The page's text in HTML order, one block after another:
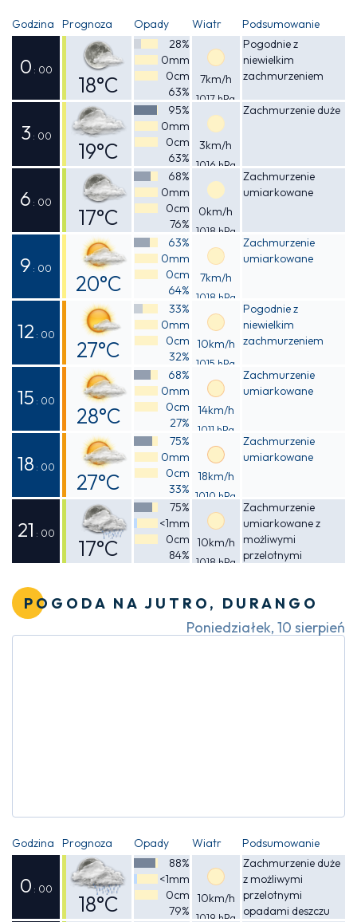
Godzina Prognoza Opady Wiatr Podsumowanie
0 : 00
18°C
Odczuwalna
18°C
28%
0mm
0cm
63%
7km/h
1017 hPa
Pogodnie z
niewielkim
zachmurzeniem
3 : 00
19°C
Odczuwalna
19°C
95%
0mm
0cm
63%
3km/h
1016 hPa
Zachmurzenie duże
6 : 00
17°C
Odczuwalna
17°C
68%
0mm
0cm
76%
0km/h
1018 hPa
Zachmurzenie
umiarkowane
9 : 00
20°C
Odczuwalna
19°C
63%
0mm
0cm
64%
7km/h
1018 hPa
Zachmurzenie
umiarkowane
12 : 00
27°C
Odczuwalna
27°C
33%
0mm
0cm
32%
10km/h
1015 hPa
Pogodnie z
niewielkim
zachmurzeniem
15 : 00
28°C
Odczuwalna
27°C
68%
0mm
0cm
27%
14km/h
1011 hPa
Zachmurzenie
umiarkowane
18 : 00
27°C
Odczuwalna
26°C
75%
0mm
0cm
33%
18km/h
1010 hPa
Zachmurzenie
umiarkowane
21 : 00
17°C
75%
<1mm
0cm
84%
10km/h
1018 hPa
Zachmurzenie
umiarkowane z
możliwymi
przelotnymi
POGODA NA JUTRO, DURANGO
Poniedziałek, 10 sierpień
Godzina Prognoza Opady Wiatr Podsumowanie
0 : 00
18°C
88%
<1mm
0cm
79%
10km/h
1019 hPa
Zachmurzenie duże
z możliwymi
przelotnymi
opadami deszczu